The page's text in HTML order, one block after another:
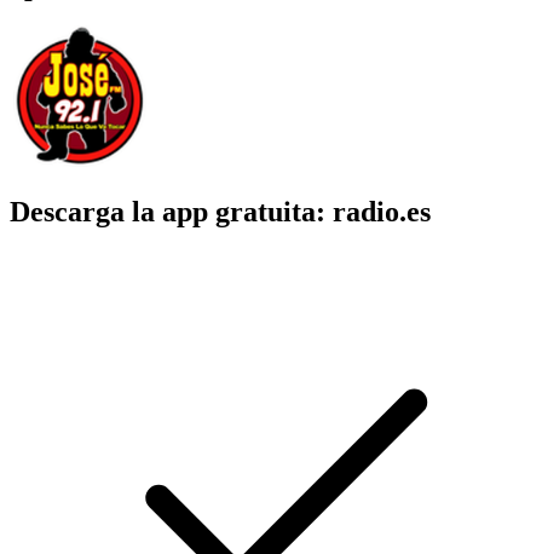
Descarga la app gratuita: radio.es